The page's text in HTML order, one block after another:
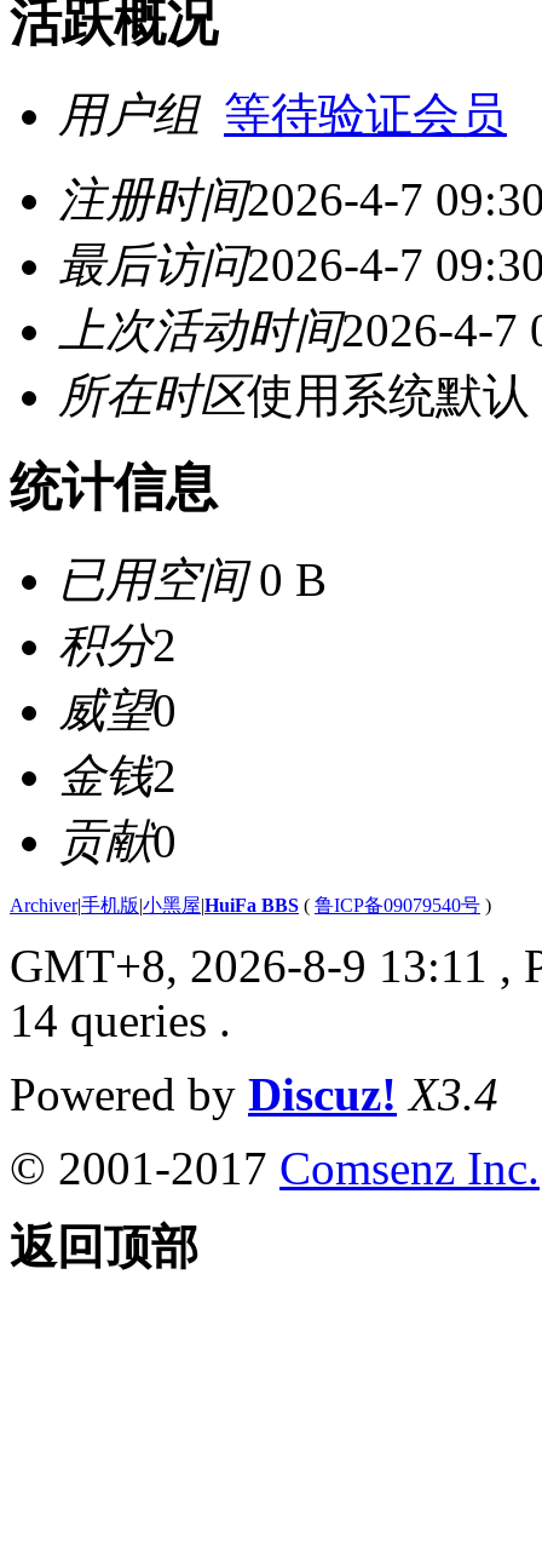
活跃概况
用户组 等待验证会员
注册时间2026-4-7
最后访问2026-4-7
上次活动时间2026-4-7
所在时区使用系统默认
统计信息
已用空间0 B
积分2
威望0
金钱2
贡献0
Archiver|手机版|小黑屋|HuiFa BBS ( 鲁ICP备09079540号 )
GMT+8, 2026-8-9 13:11 ,
14 queries .
Powered by Discuz! X3.4
© 2001-2017 Comsenz Inc.
返回顶部